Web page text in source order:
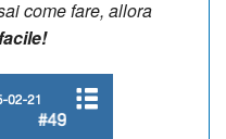
come fare, allora